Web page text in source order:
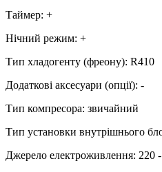
Таймер: +
Нічний режим: +
Тип хладогенту (фреону): R410
Додаткові аксесуари (опції): -
Тип компресора: звичайний
Тип установки внутрішнього
Джерело електроживлення: 220